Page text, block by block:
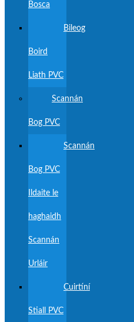
Bosca
Bileog
Boird
Liath PVC
Scannán
Bog PVC
Scannán
Bog PVC
Ildaite le
haghaidh
Scannán
Urláir
Cuirtíní
Stiall PVC